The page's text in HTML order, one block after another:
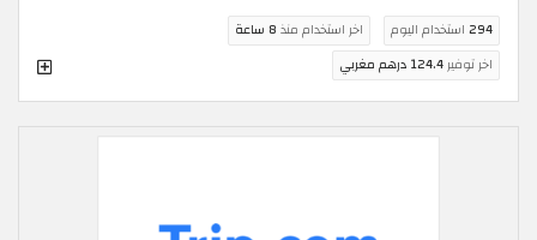
294 استخدام اليوم اخر استخدام منذ 8 ساعة
اخر توفير124.4 درهم مغربي